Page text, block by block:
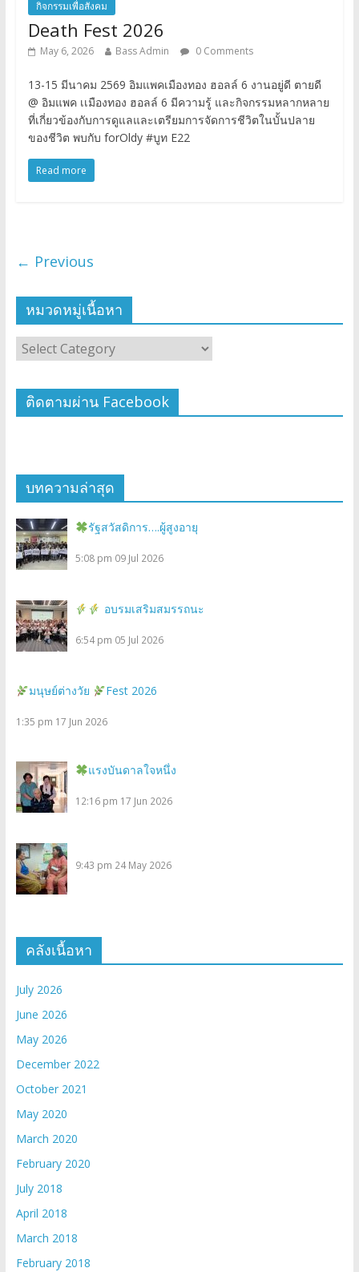
กิจกรรมเพื่อสังคม
Death Fest 2026
May 6, 2026 Bass Admin 0 Comments
13-15 มีนาคม 2569 อิมแพคเมืองทอง ฮอลล์ 6 งานอยู่ดี ตายดี
@ อิมแพค เเมืองทอง ฮอลล์ 6 มีความรู้ และกิจกรรมหลากหลาย
ที่เกี่ยวข้องกับการดูแลและเตรียมการจัดการชีวิตในบั้นปลาย
ของชีวิต พบกับ forOldy #บูท E22
Read more
← Previous
หมวดหมู่เนื้อหา
ติดตามผ่าน Facebook
บทความล่าสุด
รัฐสวัสดิการ….ผู้สูงอายุ
5:08 pm 09 Jul 2026
อบรมเสริมสมรรถนะ
6:54 pm 05 Jul 2026
มนุษย์ต่างวัย Fest 2026
1:35 pm 17 Jun 2026
แรงบันดาลใจหนึ่ง
12:16 pm 17 Jun 2026
9:43 pm 24 May 2026
คลังเนื้อหา
July 2026
June 2026
May 2026
December 2022
October 2021
May 2020
March 2020
February 2020
July 2018
April 2018
March 2018
February 2018